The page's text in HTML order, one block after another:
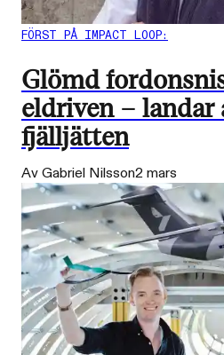
FÖRST PÅ IMPACT LOOP:
Glömd
eldriven – landar
fjälljätten
Av Gabriel Nilsson2 mars